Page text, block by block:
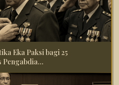
Eka Paksi bagi 25
Pengabdia...